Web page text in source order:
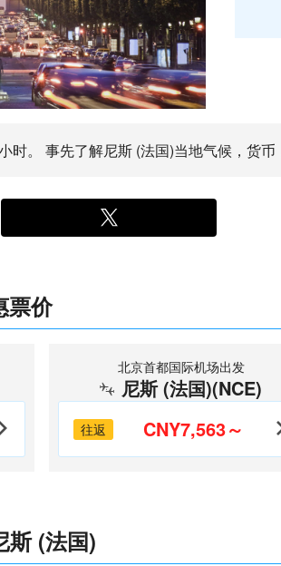
时。 事先了解尼斯 (法国)当地气候，货
票价
北京首都国际机场出发
尼斯 (法国)(NCE)
往返 CNY7,563～
斯 (法国)